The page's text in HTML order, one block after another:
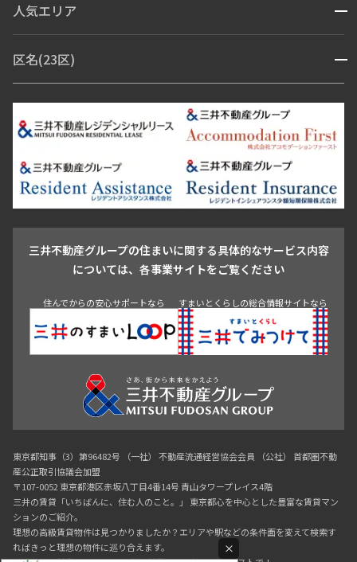
ブランドマンション
人気エリア 開閉
青山・表参道・原宿
市ヶ谷・神楽坂・飯田橋
三田・芝・浜松町
芝浦・汐留・品川
月島・勝どき・豊洲
本郷・春日・小石川
目白・高田馬場・早稲田
池尻大橋・三軒茶屋
祐天寺・学芸大学・自由が丘
駒沢・用賀・二子玉川
成城・砧
池袋・板橋・王子
青山 渋谷 東京・大手町 新宿 品川
目黒・中目黒
区名(23区) 開閉
江東区 台東区 墨田区
中野区
豊島区
杉並区 板橋区 練馬区 荒川区
足立区
葛飾区
江戸川区
三井不動産グループの住まいに関する具体的なサービス内容
については、各事業サイトをご覧ください
住んでからの安心サポートなら すまいとくらしの総合情報サイトなら
東京都知事（3）第96482号 （一社） 不動産流通経営協会会員 （公社） 首都圏不動
産公正取引協議会加盟
〒107-0052 東京都港区赤坂八丁目4番14号 青山タワープレイス4階
三井の賃貸「いちばんに、住む人のこと。」 東京都心を中心とした豊富な賃貸マン
ションのご紹介。
理想の高級賃貸物件は見つかりましたか？エリアや駅などの条件面を変えて検索す
ればきっと理想の物件に巡り合えます。
×